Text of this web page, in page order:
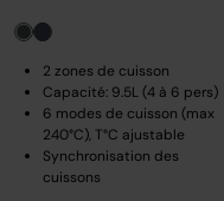
2 zones de cuisson
Capacité: 9.5L (4 à 6 pers)
6 modes de cuisson (max
240°C), T°C ajustable
Synchronisation des
cuissons